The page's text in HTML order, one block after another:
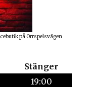
på Orrspelsvägen
Stänger
19:00